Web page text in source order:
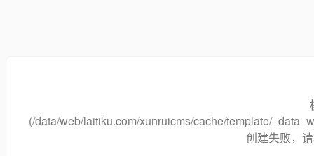
(/data/web/laitiku.com/xunruicms/cache/template/
创建失败，